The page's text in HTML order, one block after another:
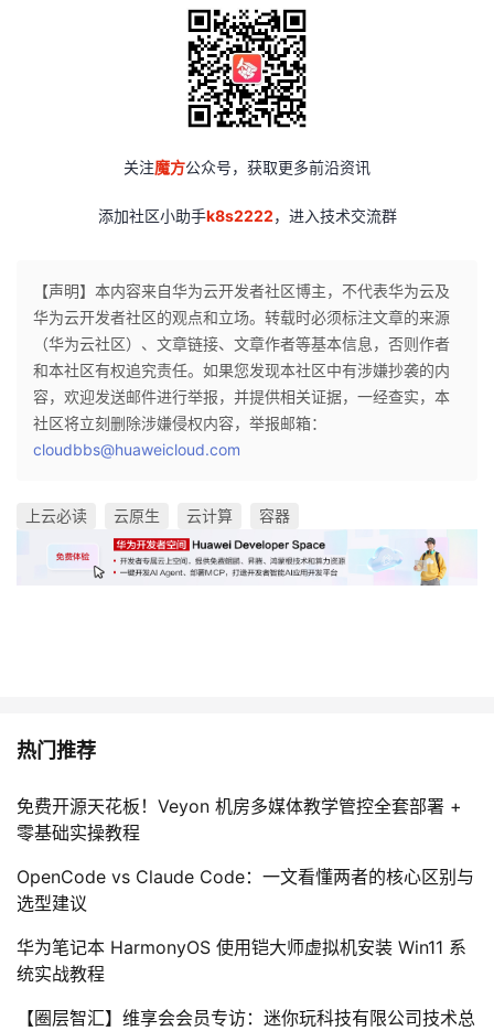
关注魔方公众号，获取更多前沿资讯
添加社区小助手k8s2222，进入技术交流群
【声明】本内容来自华为云开发者社区博主，不代表华为云及
华为云开发者社区的观点和立场。转载时必须标注文章的来源
（华为云社区）、文章链接、文章作者等基本信息，否则作者
和本社区有权追究责任。如果您发现本社区中有涉嫌抄袭的内
容，欢迎发送邮件进行举报，并提供相关证据，一经查实，本
社区将立刻删除涉嫌侵权内容，举报邮箱：
cloudbbs@huaweicloud.com
上云必读 云原生 云计算 容器
热门推荐
免费开源天花板！Veyon 机房多媒体教学管控全套部署 +
零基础实操教程
OpenCode vs Claude Code：一文看懂两者的核心区别与
选型建议
华为笔记本 HarmonyOS 使用铠大师虚拟机安装 Win11 系
统实战教程
【圈层智汇】维享会会员专访：迷你玩科技有限公司技术总